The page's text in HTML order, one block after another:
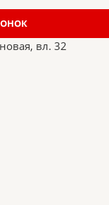
вл. 32